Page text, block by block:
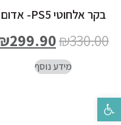
פתח סרגל נגישות
בקר אלחוטי PS5- אדום
₪330.00
299.90
מידע נוסף